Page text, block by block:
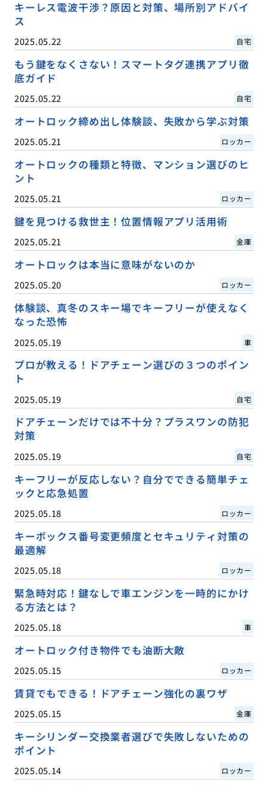
キーレス電波干渉？原因と対策、場所別アドバイ
ス
2025.05.22 自宅
もう鍵をなくさない！スマートタグ連携アプリ徹
底ガイド
2025.05.22 自宅
オートロック締め出し体験談、失敗から学ぶ対策
2025.05.21 ロッカー
オートロックの種類と特徴、マンション選びのヒ
ント
2025.05.21 ロッカー
鍵を見つける救世主！位置情報アプリ活用術
2025.05.21 金庫
オートロックは本当に意味がないのか
2025.05.20 ロッカー
体験談、真冬のスキー場でキーフリーが使えなく
なった恐怖
2025.05.19 車
プロが教える！ドアチェーン選びの３つのポイン
ト
2025.05.19 自宅
ドアチェーンだけでは不十分？プラスワンの防犯
対策
2025.05.19 自宅
キーフリーが反応しない？自分でできる簡単チェ
ックと応急処置
2025.05.18 ロッカー
キーボックス番号変更頻度とセキュリティ対策の
最適解
2025.05.18 ロッカー
緊急時対応！鍵なしで車エンジンを一時的にかけ
る方法とは？
2025.05.18 車
オートロック付き物件でも油断大敵
2025.05.15 ロッカー
賃貸でもできる！ドアチェーン強化の裏ワザ
2025.05.15 金庫
キーシリンダー交換業者選びで失敗しないための
ポイント
2025.05.14 ロッカー